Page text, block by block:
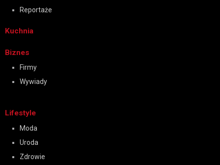
Reportaże
Kuchnia
Biznes
Firmy
Wywiady
Lifestyle
Moda
Uroda
Zdrowie